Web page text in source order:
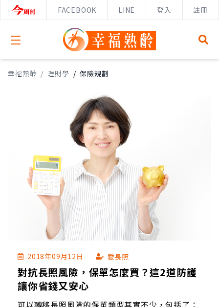
FACEBOOK LINE 登入 註冊
Open menu
幸福熟齡 / 理財學 / 保險規劃
2018年09月12日 愛長照
對抗長照風險，保單怎麼買？這2道防護
讓你省錢又安心
可以轉移長照風險的保單類型其實不少，包括了：